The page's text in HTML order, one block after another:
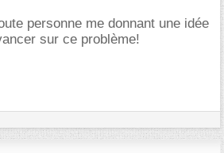
personne me donnant une idée
sur ce problème!